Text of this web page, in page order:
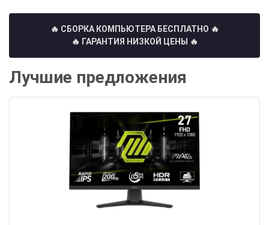
🔥 СБОРКА КОМПЬЮТЕРА БЕСПЛАТНО 🔥
🔥 ГАРАНТИЯ НИЗКОЙ ЦЕНЫ 🔥
Лучшие предложения